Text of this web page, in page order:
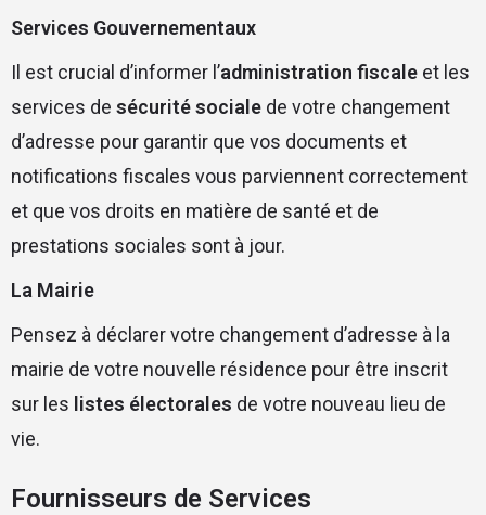
Services Gouvernementaux
Il est crucial d’informer l’administration fiscale et les
services de sécurité sociale de votre changement
d’adresse pour garantir que vos documents et
notifications fiscales vous parviennent correctement
et que vos droits en matière de santé et de
prestations sociales sont à jour.
La Mairie
Pensez à déclarer votre changement d’adresse à la
mairie de votre nouvelle résidence pour être inscrit
sur les listes électorales de votre nouveau lieu de
vie.
Fournisseurs de Services